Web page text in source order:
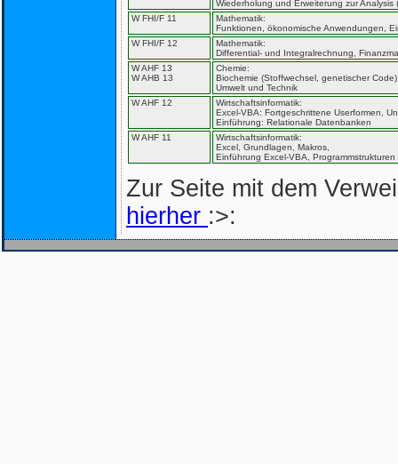
Wiederholung und Erweiterung zur Analysis
W FHI/F 11
Mathematik:
Funktionen, ökonomische Anwendungen,
W FHI/F 12
Mathematik:
Differential- und Integralrechnung,
W AHF 13
W AHB 13
Chemie:
Biochemie (Stoffwechsel, genetischer Code)
Umwelt und Technik
W AHF 12
Wirtschaftsinformatik:
Excel-VBA: Fortgeschrittene Userformen,
Einführung: Relationale Datenbanken
W AHF 11
Wirtschaftsinformatik:
Excel, Grundlagen, Makros,
Einführung Excel-VBA, Programmstrukturen
Zur Seite mit dem
hierher :>: